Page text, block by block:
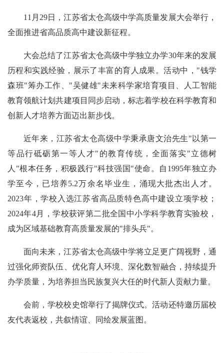
11月29日，江苏省太仓高级中学高质量发展大会举行，
全面推进省高品质高中建设新征程。
大会总结了江苏省太仓高级中学独立办学30年来的发展
历程和实践经验，展示了丰富的育人成果。活动中，"钱学
森班"筹办工作、"吴健雄"未来科学家培育项目、人工智能
教育领航计划共建项目同步启动，标志着学校在科学教育和
创新人才培养方面迈出新步伐。
近年来，江苏省太仓高级中学秉承唐文治先生"以第一
等品行砥砺第一等人才"的教育传统，全面落实"立德树
人"根本任务，积极践行"科技强国"使命。自1995年独立办
学至今，已培养5.2万余名毕业生，涌现大批杰出人才。
2023年，学校入选江苏省高品质特色高中建设立项学校；
2024年4月，学校获评第二批全国中小学科学教育实验校，
成为区域基础教育高质量发展的"排头兵"。
面向未来，江苏省太仓高级中学将立足更广阔视野，通
过强化师资队伍、优化育人环境、深化数智融合，持续提升
办学质量，为培养担当民族复兴大任的时代新人贡献力量。
会前，学校校史馆举行了揭牌仪式。活动还特邀历届校
友代表返校，共叙情谊、同绘发展蓝图。